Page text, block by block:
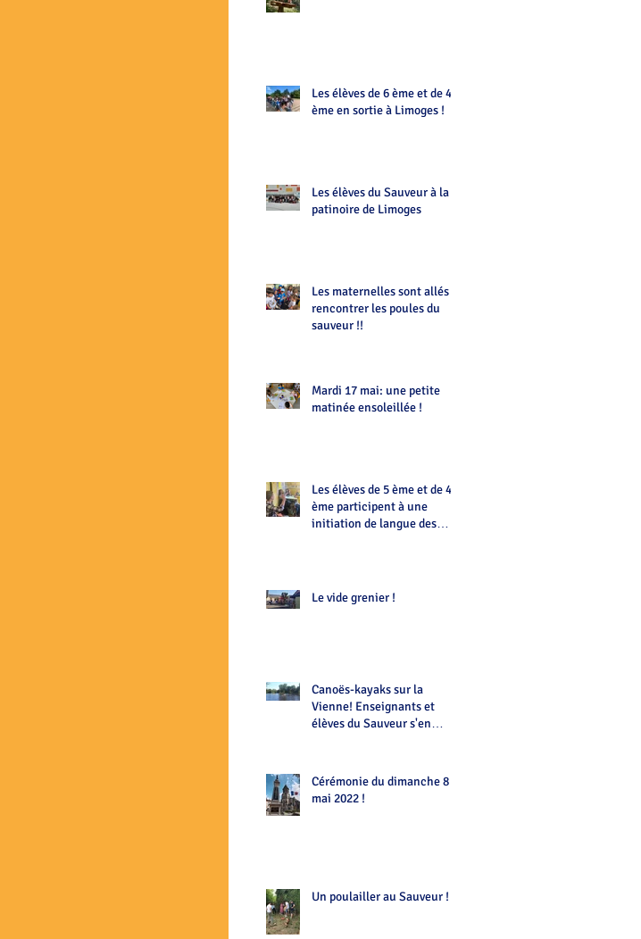
Les élèves de 6 ème et de 4
ème en sortie à Limoges !
Les élèves du Sauveur à la
patinoire de Limoges
Les maternelles sont allés
rencontrer les poules du
sauveur !!
Mardi 17 mai: une petite
matinée ensoleillée !
Les élèves de 5 ème et de 4
ème participent à une
initiation de langue des
Le vide grenier !
Canoës-kayaks sur la
Vienne! Enseignants et
élèves du Sauveur s'en
Cérémonie du dimanche 8
mai 2022 !
Un poulailler au Sauveur !